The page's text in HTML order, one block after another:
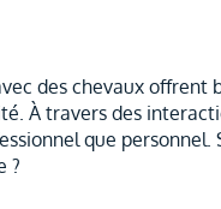
des chevaux
À travers des
que
?